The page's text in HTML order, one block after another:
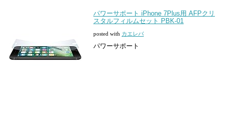
パワーサポート iPhone 7Plus用 AFPクリ
スタルフィルムセット PBK-01
posted with カエレバ
パワーサポート